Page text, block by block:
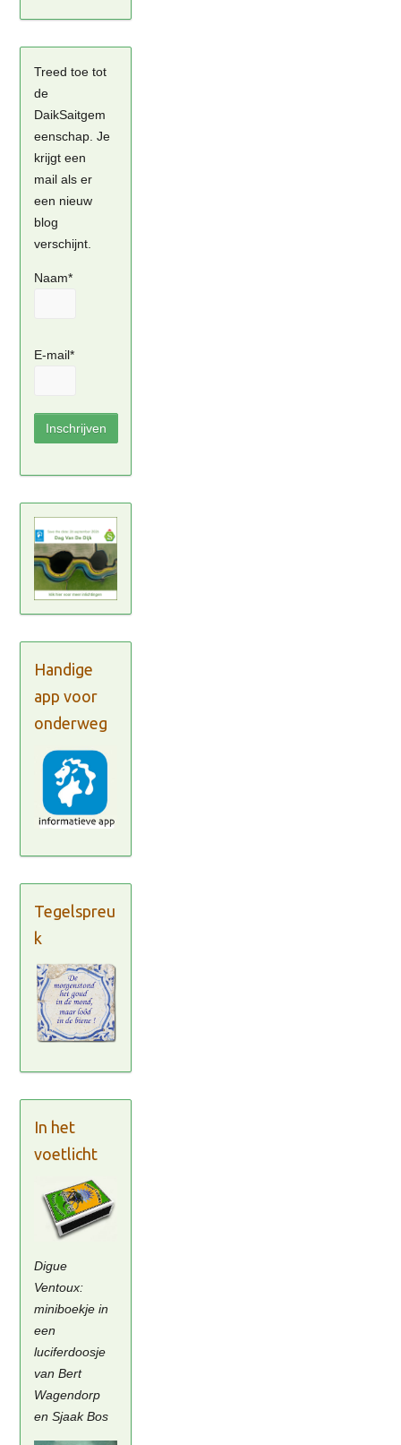
Treed toe tot
de
DaikSaitgem
eenschap. Je
krijgt een
mail als er
een nieuw
blog
verschijnt.
Naam*
E-mail*
Handige
app voor
onderweg
Tegelspreu
k
In het
voetlicht
Digue
Ventoux:
miniboekje in
een
luciferdoosje
van Bert
Wagendorp
en Sjaak Bos